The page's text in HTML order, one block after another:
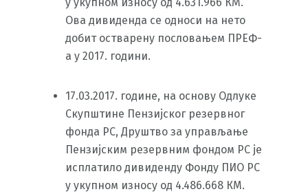
Ова дивиденда се односи на нето
добит остварену пословањем ПРЕФ-
а у 2017. години.
17.03.2017. године, на основу Одлуке
Скупштине Пензијског резервног
фонда РС, Друштво за управљање
Пензијским резервним фондом РС је
исплатило дивиденду Фонду ПИО РС
у укупном износу од 4.486.668 КМ.